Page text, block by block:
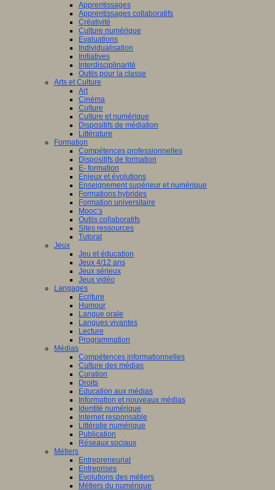
Apprentissages
Apprentissages collaboratifs
Créativité
Culture numérique
Evaluations
Individualisation
Initiatives
Interdisciplinarité
Outils pour la classe
Arts et Culture
Art
Cinéma
Culture
Culture et numérique
Dispositifs de médiation
Littérature
Formation
Compétences professionnelles
Dispositifs de formation
E- formation
Enjeux et évolutions
Enseignement supérieur et numérique
Formations hybrides
Formation universitaire
Mooc’s
Outils collaboratifs
Sites ressources
Tutorat
Jeux
Jeu et éducation
Jeux 4/12 ans
Jeux sérieux
Jeux vidéo
Langages
Ecriture
Humour
Langue orale
Langues vivantes
Lecture
Programmation
Médias
Compétences informationnelles
Culture des médias
Curation
Droits
Education aux médias
Information et nouveaux médias
Identité numérique
Internet responsable
Littératie numérique
Publication
Réseaux sociaux
Métiers
Entrepreneuriat
Entreprises
Evolutions des métiers
Métiers du numérique